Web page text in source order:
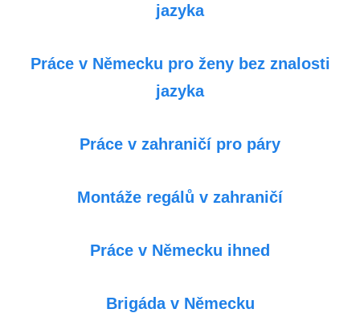
jazyka
Práce v Německu pro ženy bez znalosti
jazyka
Práce v zahraničí pro páry
Montáže regálů v zahraničí
Práce v Německu ihned
Brigáda v Německu